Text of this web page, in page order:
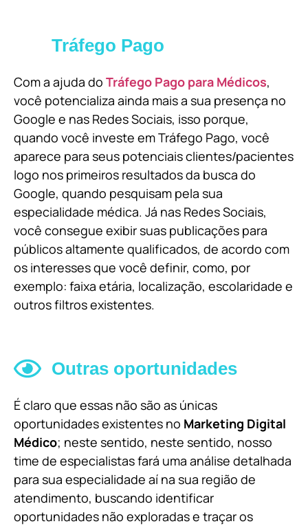
Tráfego Pago
Com a ajuda do Tráfego Pago para Médicos,
você potencializa ainda mais a sua presença no
Google e nas Redes Sociais, isso porque,
quando você investe em Tráfego Pago, você
aparece para seus potenciais clientes/pacientes
logo nos primeiros resultados da busca do
Google, quando pesquisam pela sua
especialidade médica. Já nas Redes Sociais,
você consegue exibir suas publicações para
públicos altamente qualificados, de acordo com
os interesses que você definir, como, por
exemplo: faixa etária, localização, escolaridade e
outros filtros existentes.
Outras oportunidades
É claro que essas não são as únicas
oportunidades existentes no Marketing Digital
Médico; neste sentido, neste sentido, nosso
time de especialistas fará uma análise detalhada
para sua especialidade aí na sua região de
atendimento, buscando identificar
oportunidades não exploradas e traçar os